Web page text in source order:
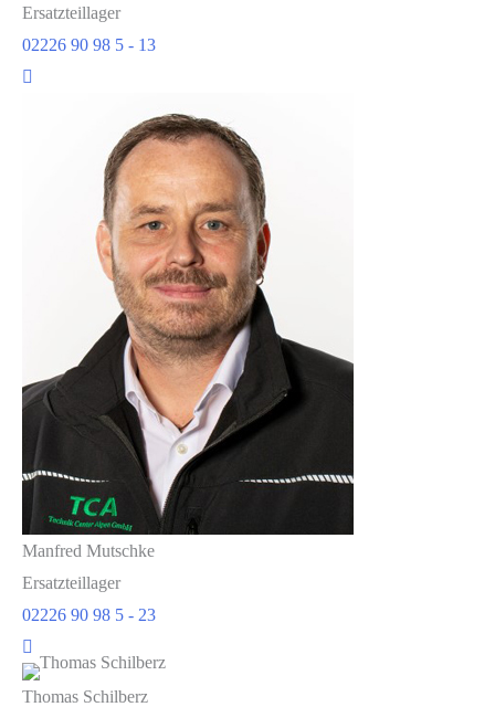
Ersatzteillager
02226 90 98 5 - 13
Manfred Mutschke
Ersatzteillager
02226 90 98 5 - 23
Thomas Schilberz